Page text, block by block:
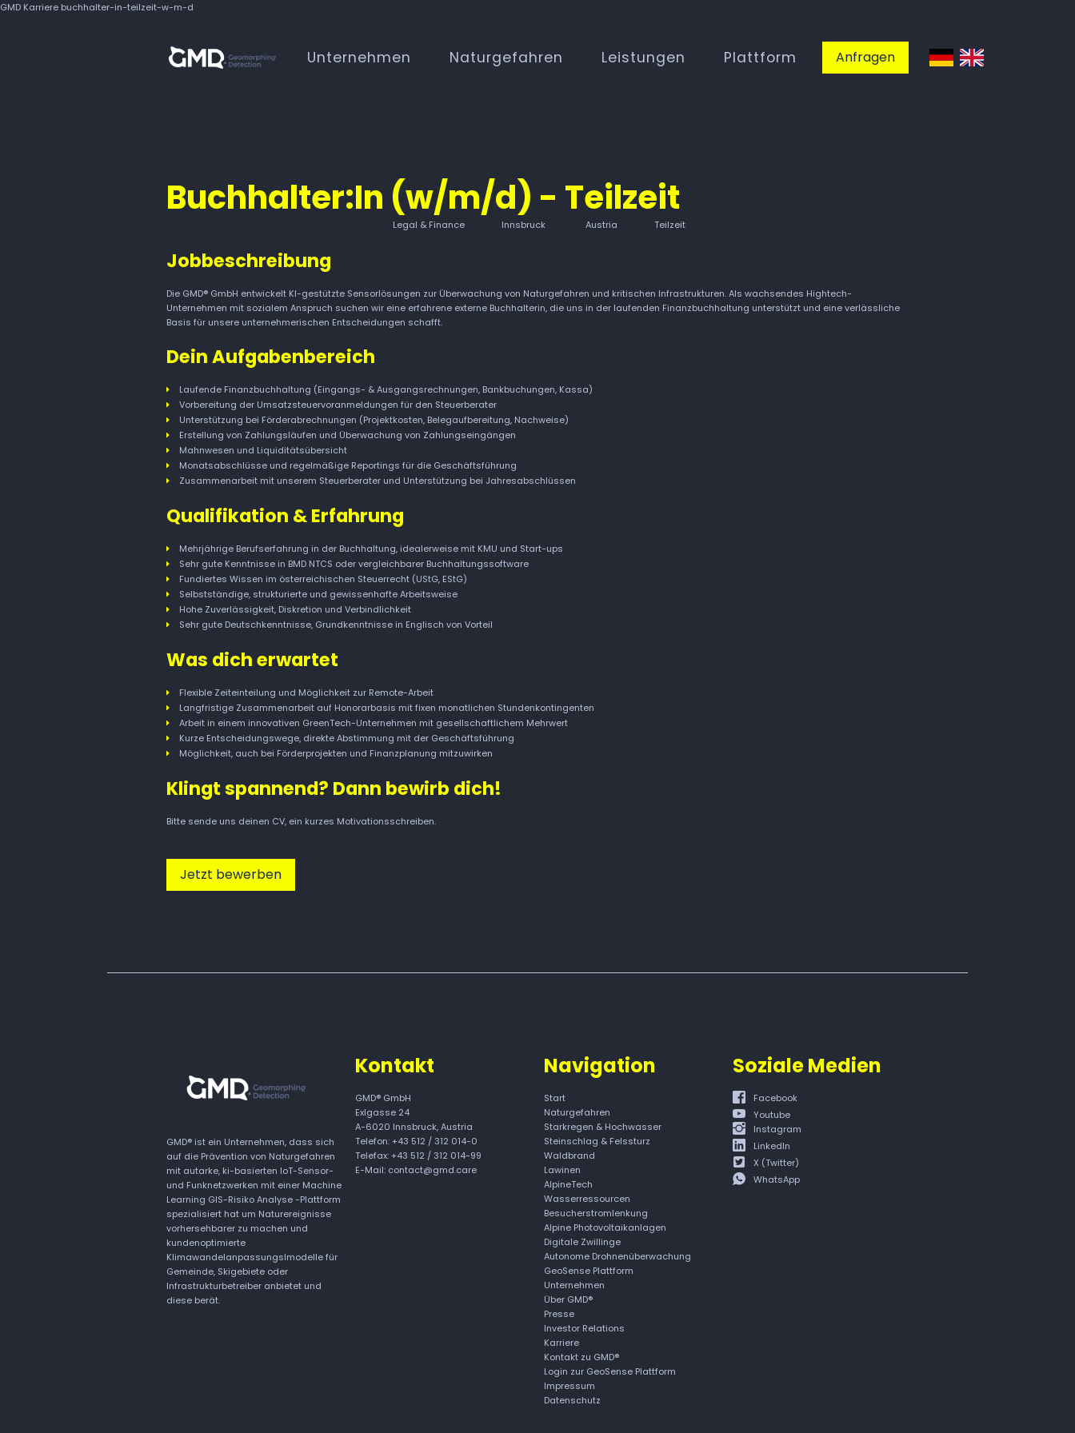
GMD Karriere buchhalter-in-teilzeit-w-m-d
Unternehmen Naturgefahren Leistungen Plattform Anfragen
Buchhalter:In (w/m/d) - Teilzeit
Legal & Finance Innsbruck Austria Teilzeit
Jobbeschreibung
Die GMD® GmbH entwickelt KI-gestützte Sensorlösungen zur Überwachung von Naturgefahren und kritischen Infrastrukturen. Als wachsendes Hightech-
Unternehmen mit sozialem Anspruch suchen wir eine erfahrene externe Buchhalterin, die uns in der laufenden Finanzbuchhaltung unterstützt und eine verlässliche
Basis für unsere unternehmerischen Entscheidungen schafft.
Dein Aufgabenbereich
Laufende Finanzbuchhaltung (Eingangs- & Ausgangsrechnungen, Bankbuchungen, Kassa)
Vorbereitung der Umsatzsteuervoranmeldungen für den Steuerberater
Unterstützung bei Förderabrechnungen (Projektkosten, Belegaufbereitung, Nachweise)
Erstellung von Zahlungsläufen und Überwachung von Zahlungseingängen
Mahnwesen und Liquiditätsübersicht
Monatsabschlüsse und regelmäßige Reportings für die Geschäftsführung
Zusammenarbeit mit unserem Steuerberater und Unterstützung bei Jahresabschlüssen
Qualifikation & Erfahrung
Mehrjährige Berufserfahrung in der Buchhaltung, idealerweise mit KMU und Start-ups
Sehr gute Kenntnisse in BMD NTCS oder vergleichbarer Buchhaltungssoftware
Fundiertes Wissen im österreichischen Steuerrecht (UStG, EStG)
Selbstständige, strukturierte und gewissenhafte Arbeitsweise
Hohe Zuverlässigkeit, Diskretion und Verbindlichkeit
Sehr gute Deutschkenntnisse, Grundkenntnisse in Englisch von Vorteil
Was dich erwartet
Flexible Zeiteinteilung und Möglichkeit zur Remote-Arbeit
Langfristige Zusammenarbeit auf Honorarbasis mit fixen monatlichen Stundenkontingenten
Arbeit in einem innovativen GreenTech-Unternehmen mit gesellschaftlichem Mehrwert
Kurze Entscheidungswege, direkte Abstimmung mit der Geschäftsführung
Möglichkeit, auch bei Förderprojekten und Finanzplanung mitzuwirken
Klingt spannend? Dann bewirb dich!
Bitte sende uns deinen CV, ein kurzes Motivationsschreiben.
Jetzt bewerben
GMD® ist ein Unternehmen, dass sich
auf die Prävention von Naturgefahren
mit autarke, ki-basierten IoT-Sensor-
und Funknetzwerken mit einer Machine
Learning GIS-Risiko Analyse -Plattform
spezialisiert hat um Naturereignisse
vorhersehbarer zu machen und
kundenoptimierte
Klimawandelanpassungslmodelle für
Gemeinde, Skigebiete oder
Infrastrukturbetreiber anbietet und
diese berät.
Kontakt
GMD® GmbH
Exlgasse 24
A-6020 Innsbruck, Austria
Telefon:+43 512 / 312 014-0
Telefax: +43 512 / 312 014-99
E-Mail: contact@gmd.care
Navigation
Start
Naturgefahren
Starkregen & Hochwasser
Steinschlag & Felssturz
Waldbrand
Lawinen
AlpineTech
Wasserressourcen
Besucherstromlenkung
Alpine Photovoltaikanlagen
Digitale Zwillinge
Autonome Drohnenüberwachung
GeoSense Plattform
Unternehmen
Über GMD®
Presse
Investor Relations
Karriere
Kontakt zu GMD®
Login zur GeoSense Plattform
Impressum
Datenschutz
Soziale Medien
Facebook
Youtube
Instagram
LinkedIn
X (Twitter)
WhatsApp